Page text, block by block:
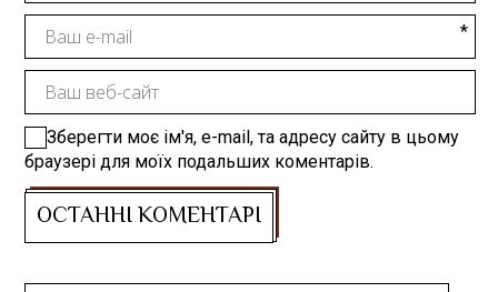
Зберегти моє ім'я, e-mail, та адресу сайту в цьому
браузері для моїх подальших коментарів.